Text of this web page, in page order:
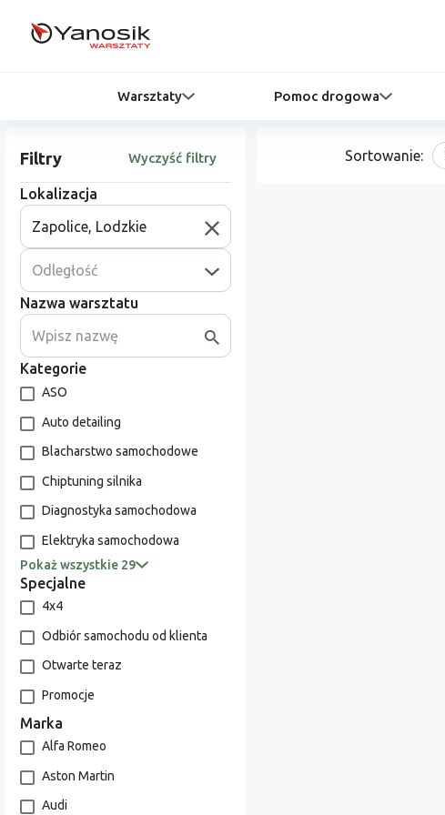
Warsztaty Pomoc drogowa
Filtry Wyczyść filtry
Lokalizacja
Odległość
Nazwa warsztatu
Kategorie
ASO
Auto detailing
Blacharstwo samochodowe
Chiptuning silnika
Diagnostyka samochodowa
Elektryka samochodowa
Pokaż wszystkie 29
Specjalne
4x4
Odbiór samochodu od klienta
Otwarte teraz
Promocje
Marka
Alfa Romeo
Aston Martin
Audi
Sortowanie: